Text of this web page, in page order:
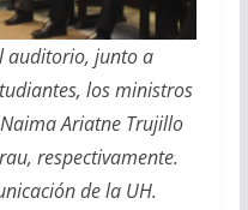
auditorio, junto a
los ministros
Ariatne Trujillo
respectivamente.
de la UH.